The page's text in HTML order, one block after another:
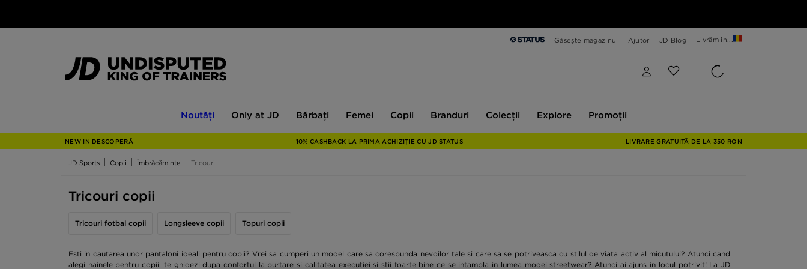
Găsește magazinul Ajutor JD Blog Livrăm în...
Noutăți
JD
Only at JD Bărbați Femei Copii Branduri Colecții Explore Promoții
NEW IN DESCOPERĂ 10% CASHBACK LA PRIMA ACHIZIȚIE CU JD STATUS LIVRARE GRATUITĂ DE LA 350 RON
JD Sports Copii Îmbrăcăminte Tricouri
Tricouri copii
Esti in cautarea unor pantaloni ideali pentru copii? Vrei sa cumperi un model care sa corespunda nevoilor tale si care sa se potriveasca cu stilul de viata activ al micutului? Atunci cand
alegi hainele pentru copii, te ghidezi dupa confortul la purtare si calitatea executiei si stii foarte bine ce se intampla in lumea modei streetwear? Atunci ai ajuns in locul potrivit! La JD
Tricouri fotbal copii Longsleeve copii Topuri copii